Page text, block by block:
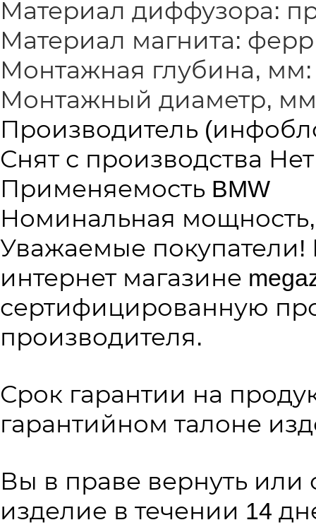
Материал диффузора:
Материал магнита:
Монтажная глубина, мм:
Монтажный диаметр,
Производитель
Снят с производства Нет
Применяемость BMW
Номинальная
Уважаемые
интернет магазине
сертифицированную
производителя.
Срок гарантии на
гарантийном талоне
Вы в праве вернуть
изделие в течении 14